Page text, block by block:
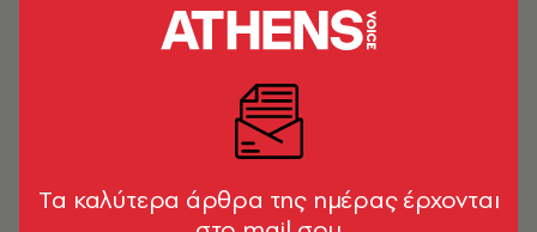
Οι Metallica επαναφέρουν το
«ReLoad» με ανέκδοτο υλικό
Η remastered έκδοση του κλασικού άλμπουμ
κυκλοφορεί στις 26 Ιουνίου με πλούσιο αρχειακό
Tα καλύτερα άρθρα της ημέρας έρχονται